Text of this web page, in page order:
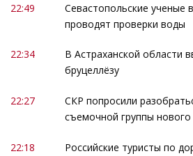
22:49
Севастопольские ученые
проводят проверки воды
22:34
В Астраханской области
бруцеллёзу
22:27
СКР попросили
съемочной группы
22:18
Российские туристы по